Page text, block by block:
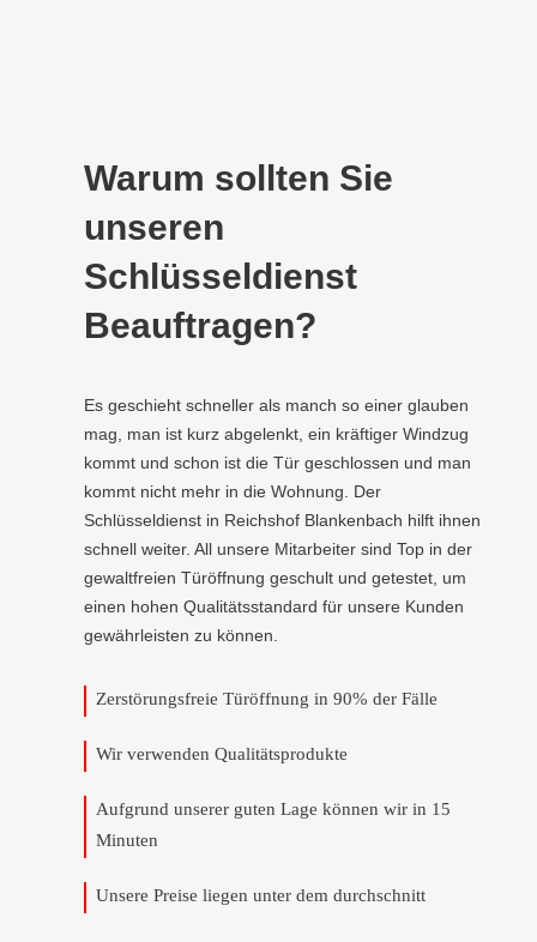
Warum sollten Sie
unseren
Schlüsseldienst
Beauftragen?
Es geschieht schneller als manch so einer glauben
mag, man ist kurz abgelenkt, ein kräftiger Windzug
kommt und schon ist die Tür geschlossen und man
kommt nicht mehr in die Wohnung. Der
Schlüsseldienst in Reichshof Blankenbach hilft ihnen
schnell weiter. All unsere Mitarbeiter sind Top in der
gewaltfreien Türöffnung geschult und getestet, um
einen hohen Qualitätsstandard für unsere Kunden
gewährleisten zu können.
Zerstörungsfreie Türöffnung in 90% der Fälle
Wir verwenden Qualitätsprodukte
Aufgrund unserer guten Lage können wir in 15
Minuten
Unsere Preise liegen unter dem durchschnitt